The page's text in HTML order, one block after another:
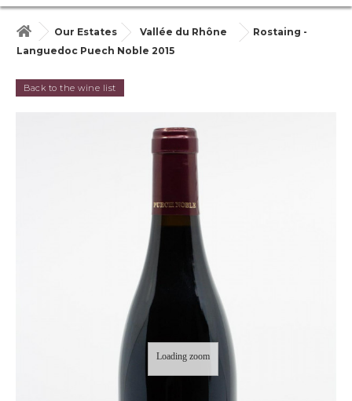
Our Estates Vallée du Rhône
Rostaing -
Languedoc Puech Noble 2015
Back to the wine list
Loading zoom